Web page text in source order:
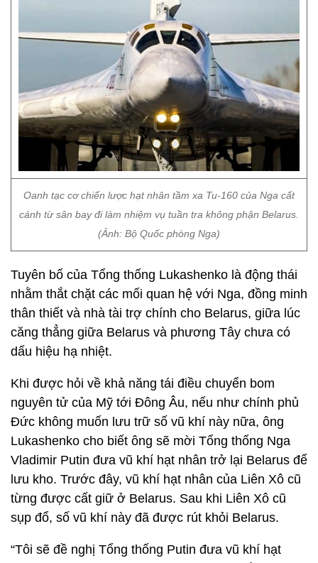
Oanh tạc cơ chiến lược hạt nhân tầm xa Tu-160 của Nga cất
cánh từ sân bay đi làm nhiệm vụ tuần tra không phận Belarus.
(Ảnh: Bộ Quốc phòng Nga)
Tuyên bố của Tổng thống Lukashenko là động thái
nhằm thắt chặt các mối quan hệ với Nga, đồng minh
thân thiết và nhà tài trợ chính cho Belarus, giữa lúc
căng thẳng giữa Belarus và phương Tây chưa có
dấu hiệu hạ nhiệt.
Khi được hỏi về khả năng tái điều chuyển bom
nguyên tử của Mỹ tới Đông Âu, nếu như chính phủ
Đức không muốn lưu trữ số vũ khí này nữa, ông
Lukashenko cho biết ông sẽ mời Tổng thống Nga
Vladimir Putin đưa vũ khí hạt nhân trở lại Belarus để
lưu kho. Trước đây, vũ khí hạt nhân của Liên Xô cũ
từng được cất giữ ở Belarus. Sau khi Liên Xô cũ
sụp đổ, số vũ khí này đã được rút khỏi Belarus.
“Tôi sẽ đề nghị Tổng thống Putin đưa vũ khí hạt